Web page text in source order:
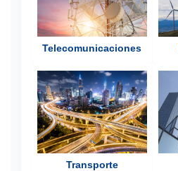
Telecomunicaciones
Transporte